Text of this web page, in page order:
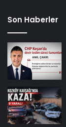
Son Haberler